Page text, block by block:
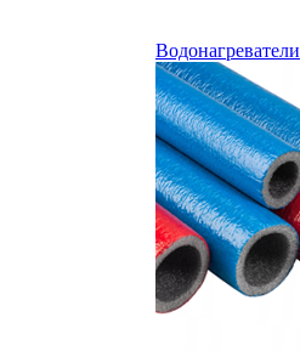
Водонагреватели